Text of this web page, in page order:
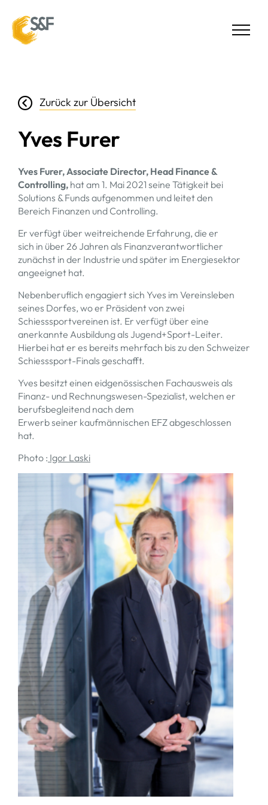
Zurück zur Übersicht
Yves Furer
Yves Furer, Associate Director, Head Finance &
Controlling, hat am 1. Mai 2021 seine Tätigkeit bei
Solutions & Funds aufgenommen und leitet den
Bereich Finanzen und Controlling.
Er verfügt über weitreichende Erfahrung, die er
sich in über 26 Jahren als Finanzverantwortlicher
zunächst in der Industrie und später im Energiesektor
angeeignet hat.
Nebenberuflich engagiert sich Yves im Vereinsleben
seines Dorfes, wo er Präsident von zwei
Schiesssportvereinen ist. Er verfügt über eine
anerkannte Ausbildung als Jugend+Sport-Leiter.
Hierbei hat er es bereits mehrfach bis zu den Schweizer
Schiesssport-Finals geschafft.
Yves besitzt einen eidgenössischen Fachausweis als
Finanz- und Rechnungswesen-Spezialist, welchen er
berufsbegleitend nach dem
Erwerb seiner kaufmännischen EFZ abgeschlossen
hat.
Photo : Igor Laski